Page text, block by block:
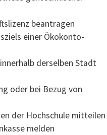
beantragen
einer Ökokonto-
derselben Stadt
oder bei Bezug von
der Hochschule mitteilen
melden